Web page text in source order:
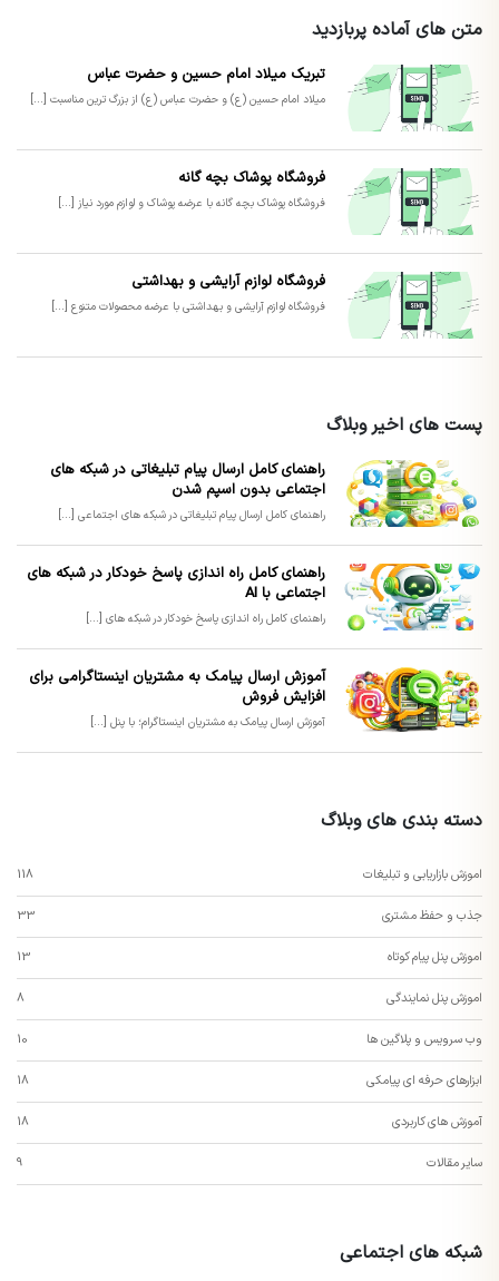
متن های آماده پربازدید
تبریک میلاد امام حسین و حضرت عباس
میلاد امام حسین (ع) و حضرت عباس (ع) از بزرگ ترین مناسبت [...]
فروشگاه پوشاک بچه گانه
فروشگاه پوشاک بچه گانه با عرضه پوشاک و لوازم مورد نیاز [...]
فروشگاه لوازم آرایشی و بهداشتی
فروشگاه لوازم آرایشی و بهداشتی با عرضه محصولات متنوع [...]
پست های اخیر وبلاگ
راهنمای کامل ارسال پیام تبلیغاتی در شبکه های
اجتماعی بدون اسپم شدن
راهنمای کامل ارسال پیام تبلیغاتی در شبکه های اجتماعی [...]
راهنمای کامل راه اندازی پاسخ خودکار در شبکه های
اجتماعی با AI
راهنمای کامل راه اندازی پاسخ خودکار در شبکه های [...]
آموزش ارسال پیامک به مشتریان اینستاگرامی برای
افزایش فروش
آموزش ارسال پیامک به مشتریان اینستاگرام؛ با پنل [...]
دسته بندی های وبلاگ
اموزش بازاریابی و تبلیغات 118
جذب و حفظ مشتری 33
اموزش پنل پیام کوتاه 13
اموزش پنل نمایندگی 8
وب سرویس و پلاگین ها 10
ابزارهای حرفه ای پیامکی 18
آموزش های کاربردی 18
سایر مقالات 9
شبکه های اجتماعی